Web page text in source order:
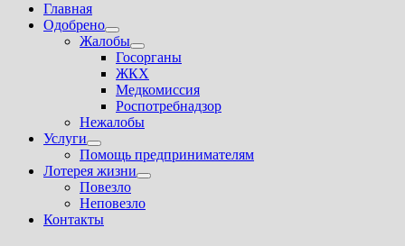
Главная
Одобрено
Показать
подменю
Жалобы
Показать
подменю
Госорганы
ЖКХ
Медкомиссия
Роспотребнадзор
Нежалобы
Услуги
Показать
подменю
Помощь предпринимателям
Лотерея жизни
Показать
Повезло
Неповезло
Контакты